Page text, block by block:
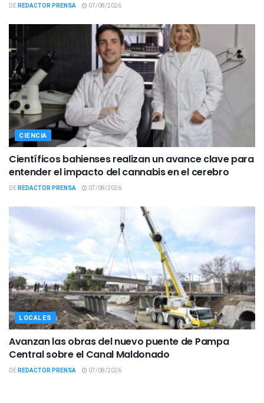
DEREDACTOR PRENSA 07/08/2026
CIENCIA
Científicos bahienses realizan un avance clave para
entender el impacto del cannabis en el cerebro
DEREDACTOR PRENSA 07/08/2026
LOCALES
Avanzan las obras del nuevo puente de Pampa
Central sobre el Canal Maldonado
DEREDACTOR PRENSA 07/08/2026